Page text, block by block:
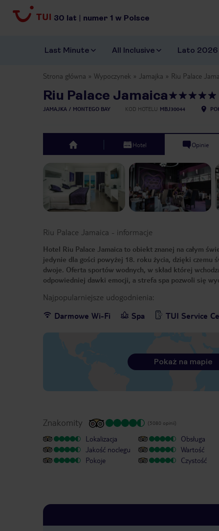
30 lat | numer 1 w Polsce
Last Minute All Inclusive Lato 2026
Strona główna Wypoczynek Jamajka Riu Palace
Riu Palace Jamaica
JAMAJKA MONTEGO BAY KOD HOTELU MBJ30044
top Hotel Opinie
Riu Palace Jamaica - informacje
Hotel Riu Palace Jamaica to obiekt znanej na całym
jedynie dla gości powyżej 18. roku życia, dzięki czemu
dwoje. Oferta sportów wodnych, w skład której
odpowiedniej dawki emocji, a strefa spa pozwoli się
Najpopularniejsze udogodnienia:
Darmowe Wi-Fi
Spa TUI Service
Pokaż na mapie
Znakomity (5080 opinii)
Lokalizacja
Jakość noclegu
Pokoje
Obsługa
Wartość
Czystość